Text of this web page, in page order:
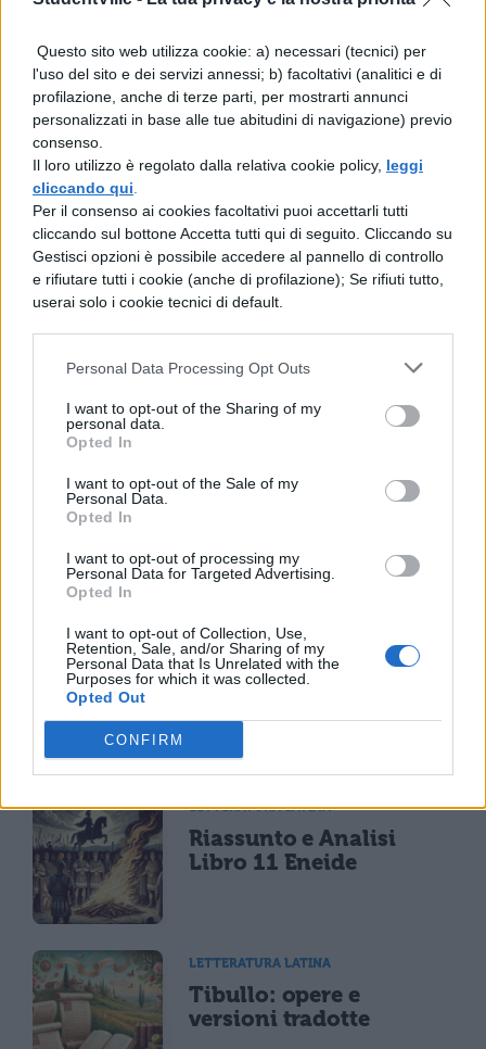
Questo sito web utilizza cookie: a) necessari (tecnici) per
l'uso del sito e dei servizi annessi; b) facoltativi (analitici e di
profilazione, anche di terze parti, per mostrarti annunci
personalizzati in base alle tue abitudini di navigazione) previo
consenso.
Il loro utilizzo è regolato dalla relativa cookie policy, leggi
cliccando qui
Per il consenso ai cookies facoltativi puoi accettarli tutti
cliccando sul bottone Accetta tutti qui di seguito. Cliccando su
Gestisci opzioni è possibile accedere al pannello di controllo
e rifiutare tutti i cookie (anche di profilazione); Se rifiuti tutto,
userai solo i cookie tecnici di default.
Personal Data Processing Opt Outs
I want to opt-out of the Sharing of my
personal data.
Opted In
I want to opt-out of the Sale of my
Personal Data.
Opted In
I want to opt-out of processing my
Personal Data for Targeted Advertising.
Opted In
I want to opt-out of Collection, Use,
Retention, Sale, and/or Sharing of my
Personal Data that Is Unrelated with the
Purposes for which it was collected.
Opted Out
CONFIRM
sia posta la vita felice?". "Così senz'altro
penso, che siano felici gli onesti, i disonesti
infelici. Penso infatti che la vera felicità stia
nella virtù, non nelle ricchezze". "Dunque
Archelao è infelice, l'uomo più ricco e
potente di tutti?". "Certamente, se ingiusto".
TI POTREBBE INTERESSARE
LETTERATURA LATINA
LETTERATURA LATINA
Riassunto libro per
LETTERATURA LATINA
Riassunto e Analisi
Libro 11 Eneide
LETTERATURA LATINA
Tibullo: opere e
versioni tradotte